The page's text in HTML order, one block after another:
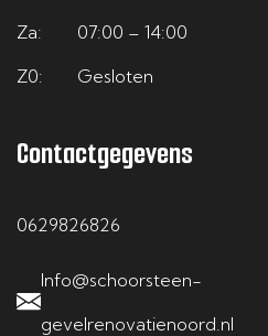
Za:
07:00 – 14:00
Z0:
Gesloten
Contactgegevens
0629826826
Info@schoorsteen-
gevelrenovatienoord.nl